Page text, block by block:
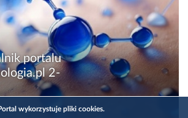
portalu
2-
wykorzystuje pliki cookies.